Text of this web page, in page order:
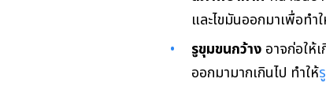
และไขมันออกมาเพื่อทำ
รูขุมขนกว้าง อาจก่อให้
ออกมามากเกินไป ทำให้